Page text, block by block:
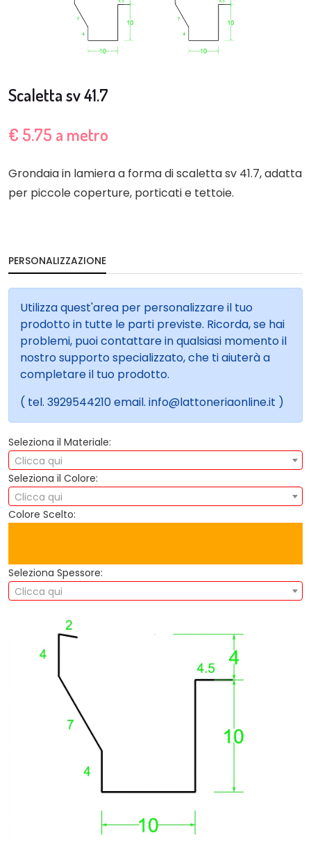
Scaletta sv 41.7
€ 5.75 a metro
Grondaia in lamiera a forma di scaletta sv 41.7, adatta
per piccole coperture, porticati e tettoie.
PERSONALIZZAZIONE
Utilizza quest'area per personalizzare il tuo
prodotto in tutte le parti previste. Ricorda, se hai
problemi, puoi contattare in qualsiasi momento il
nostro supporto specializzato, che ti aiuterà a
completare il tuo prodotto.
( tel. 3929544210 email. info@lattoneriaonline.it )
Seleziona il Materiale:
Clicca qui
Seleziona il Colore:
Clicca qui
Colore Scelto:
Seleziona Spessore:
Clicca qui